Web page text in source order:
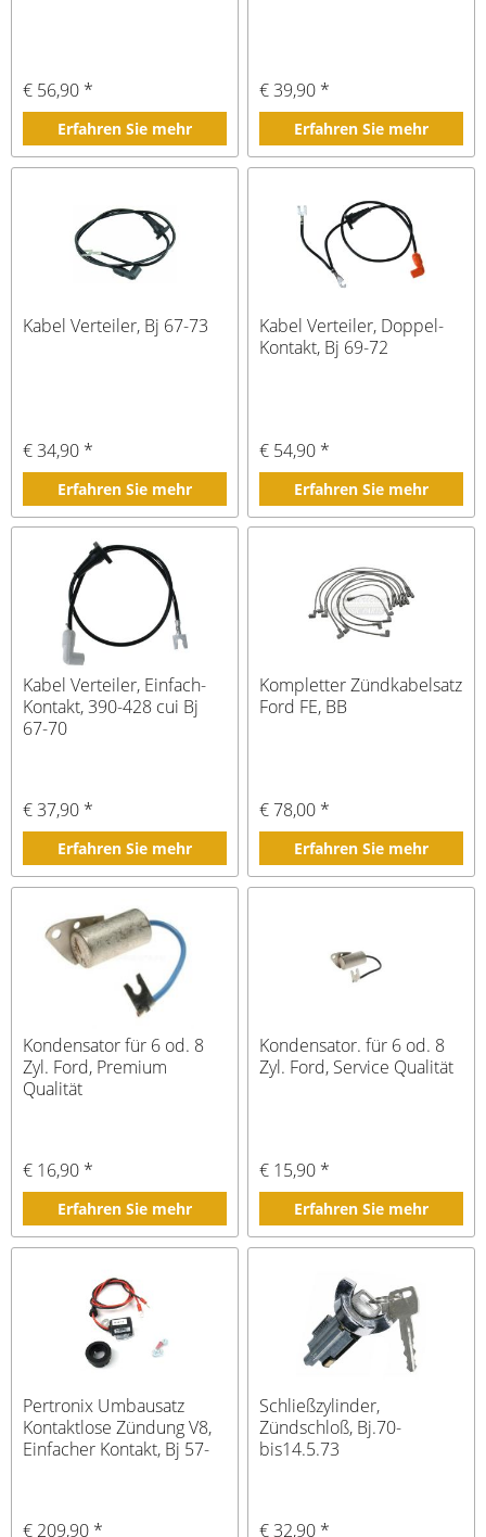
€ 56,90 *
Erfahren Sie mehr
€ 39,90 *
Erfahren Sie mehr
Kabel Verteiler, Bj 67-73
€ 34,90 *
Erfahren Sie mehr
Kabel Verteiler, Doppel-
Kontakt, Bj 69-72
€ 54,90 *
Erfahren Sie mehr
Kabel Verteiler, Einfach-
Kontakt, 390-428 cui Bj
67-70
€ 37,90 *
Erfahren Sie mehr
Kompletter Zündkabelsatz
Ford FE, BB
€ 78,00 *
Erfahren Sie mehr
Kondensator für 6 od. 8
Zyl. Ford, Premium
Qualität
€ 16,90 *
Erfahren Sie mehr
Kondensator. für 6 od. 8
Zyl. Ford, Service Qualität
€ 15,90 *
Erfahren Sie mehr
Pertronix Umbausatz
Kontaktlose Zündung V8,
Einfacher Kontakt, Bj 57-
€ 209,90 *
Schließzylinder,
Zündschloß, Bj.70-
bis14.5.73
€ 32,90 *